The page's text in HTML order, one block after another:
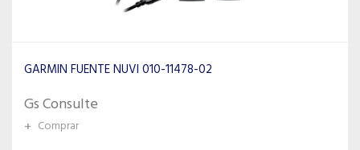
GARMIN FUENTE NUVI 010-11478-02
Gs Consulte
+ Comprar